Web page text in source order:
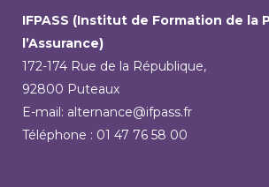
IFPASS (Institut de Formation de la
l’Assurance)
172-174 Rue de la République,
92800 Puteaux
E-mail: alternance@ifpass.fr
Téléphone : 01 47 76 58 00